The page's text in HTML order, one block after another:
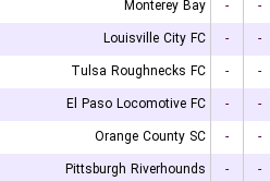
Monterey Bay
- -
Louisville City FC
- -
Tulsa Roughnecks FC
- -
El Paso Locomotive FC
- -
Orange County SC
- -
Pittsburgh Riverhounds
- -